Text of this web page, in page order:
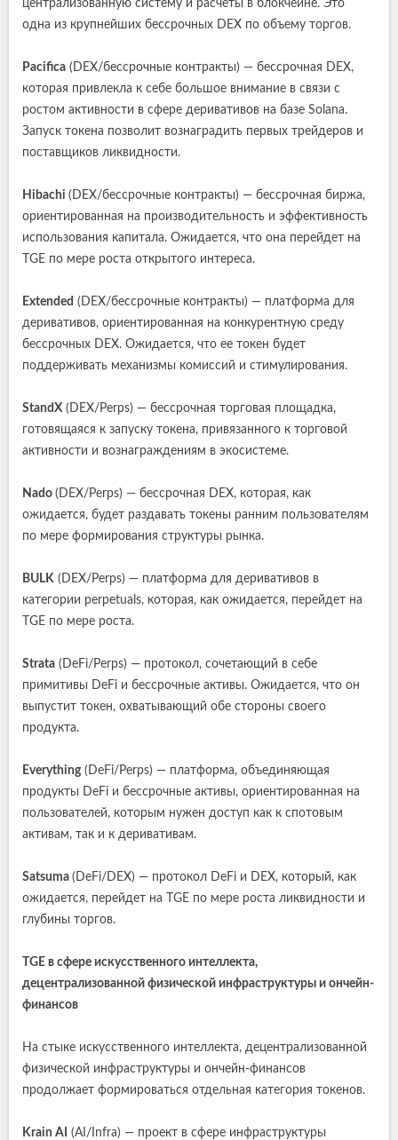
централизованную систему и расчеты в блокчейне. Это
одна из крупнейших бессрочных DEX по объему торгов.
Pacifica (DEX/бессрочные контракты) — бессрочная DEX,
которая привлекла к себе большое внимание в связи с
ростом активности в сфере деривативов на базе Solana.
Запуск токена позволит вознаградить первых трейдеров и
поставщиков ликвидности.
Hibachi (DEX/бессрочные контракты) — бессрочная биржа,
ориентированная на производительность и эффективность
использования капитала. Ожидается, что она перейдет на
TGE по мере роста открытого интереса.
Extended (DEX/бессрочные контракты) — платформа для
деривативов, ориентированная на конкурентную среду
бессрочных DEX. Ожидается, что ее токен будет
поддерживать механизмы комиссий и стимулирования.
StandX (DEX/Perps) — бессрочная торговая площадка,
готовящаяся к запуску токена, привязанного к торговой
активности и вознаграждениям в экосистеме.
Nado (DEX/Perps) — бессрочная DEX, которая, как
ожидается, будет раздавать токены ранним пользователям
по мере формирования структуры рынка.
BULK (DEX/Perps) — платформа для деривативов в
категории perpetuals, которая, как ожидается, перейдет на
TGE по мере роста.
Strata (DeFi/Perps) — протокол, сочетающий в себе
примитивы DeFi и бессрочные активы. Ожидается, что он
выпустит токен, охватывающий обе стороны своего
продукта.
Everything(DeFi/Perps) — платформа, объединяющая
продукты DeFi и бессрочные активы, ориентированная на
пользователей, которым нужен доступ как к спотовым
активам, так и к деривативам.
Satsuma (DeFi/DEX) — протокол DeFi и DEX, который, как
ожидается, перейдет на TGE по мере роста ликвидности и
глубины торгов.
TGE в сфере искусственного интеллекта,
децентрализованной физической инфраструктуры и ончейн-
финансов
На стыке искусственного интеллекта, децентрализованной
физической инфраструктуры и ончейн-финансов
продолжает формироваться отдельная категория токенов.
Krain AI (AI/Infra) — проект в сфере инфраструктуры